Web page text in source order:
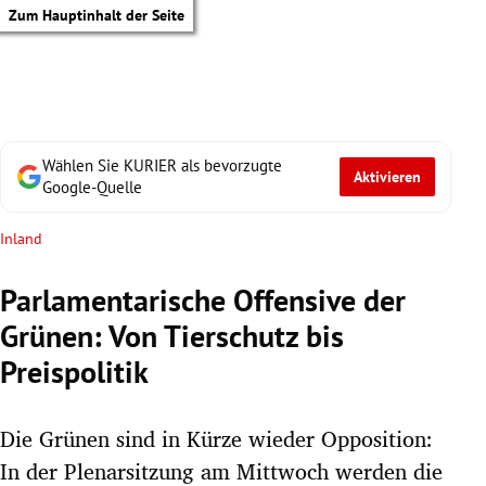
Zum Hauptinhalt der Seite
Wählen Sie KURIER als bevorzugte
Google-Quelle
Aktivieren
Inland
Parlamentarische Offensive der
Grünen: Von Tierschutz bis
Preispolitik
Die Grünen sind in Kürze wieder Opposition:
In der Plenarsitzung am Mittwoch werden die